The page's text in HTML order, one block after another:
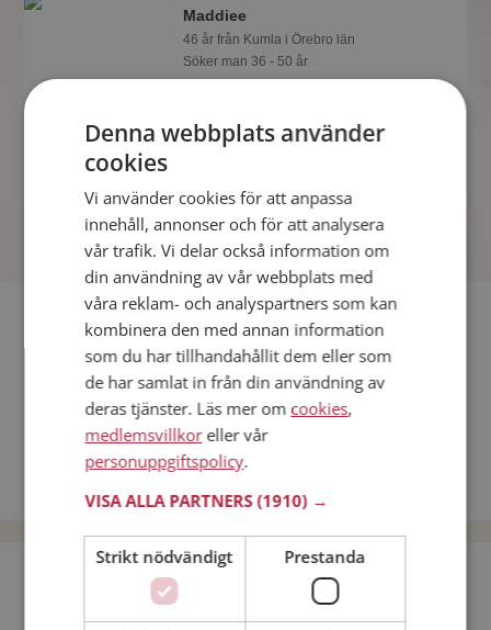
Maddiee
46 år från Kumla i Örebro län
Söker man 36 - 50 år
Mötesplatsen. Du kan bli medlem fort
Fler singlar
Fler singelkvinnor från Kumla Anna46333, FabSommar202
Män från Kumla
Dejta kvinnor i Sverige
Bli medlem utan kostnad!
Denna webbplats använder
cookies
Vi använder cookies för att anpassa
innehåll, annonser och för att analysera
vår trafik. Vi delar också information om
din användning av vår webbplats med
våra reklam- och analyspartners som kan
kombinera den med annan information
som du har tillhandahållit dem eller som
de har samlat in från din användning av
deras tjänster. Läs mer om cookies,
medlemsvillkoreller vår
personuppgiftspolicy.
VISA ALLA PARTNERS(1910) →
Strikt nödvändigt Prestanda